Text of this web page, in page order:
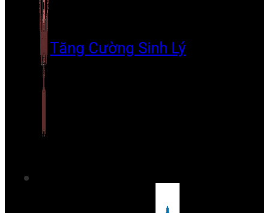
Tăng Cường Sinh Lý